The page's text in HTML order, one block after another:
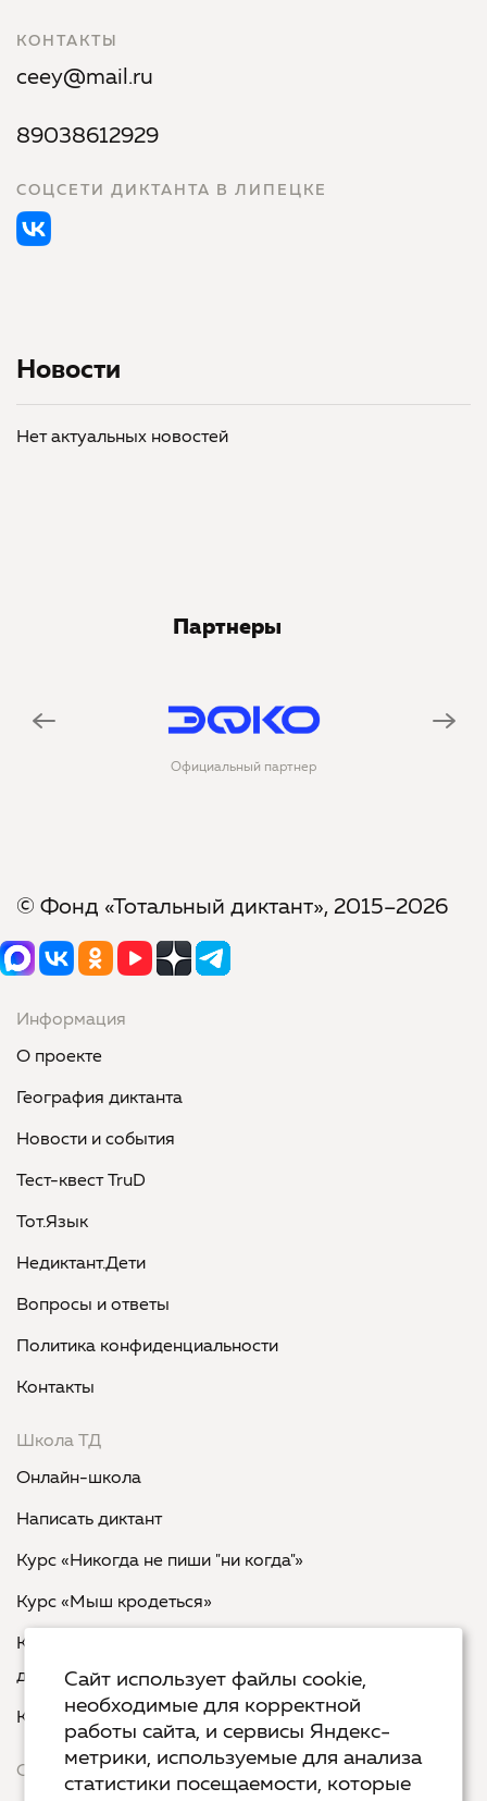
КОНТАКТЫ
ceey@mail.ru
89038612929
СОЦСЕТИ ДИКТАНТА В ЛИПЕЦКЕ
Новости
Нет актуальных новостей
Партнеры
Официальный партнер
© Фонд «Тотальный диктант», 2015–2026
Информация
О проекте
География диктанта
Новости и события
Тест-квест TruD
Тот.Язык
Недиктант.Дети
Вопросы и ответы
Политика конфиденциальности
Контакты
Школа ТД
Онлайн-школа
Написать диктант
Курс «Никогда не пиши "ни когда"»
Курс «Мыш кродеться»
Курс «Русская пунктуация: болевые точки... и
двоеточия»
Курс «Я пишу - мне отвечают»
Сервисы
Сайт использует файлы cookie,
необходимые для корректной
работы сайта, и сервисы Яндекс-
метрики, используемые для анализа
статистики посещаемости, которые